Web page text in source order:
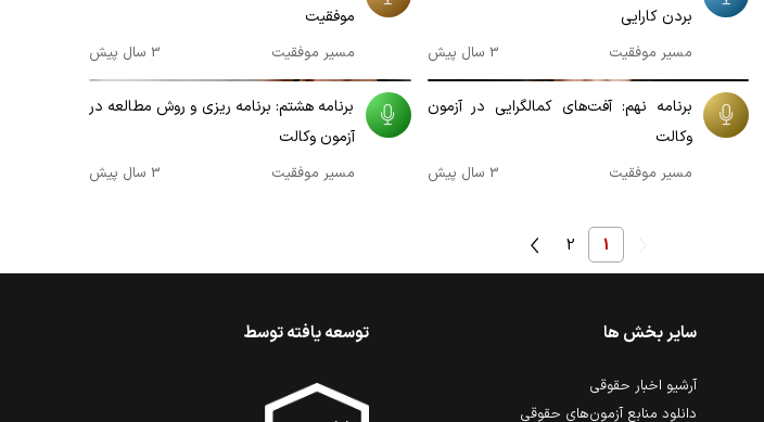
بردن کارایی
مسیر موفقیت 3 سال پیش
موفقیت
مسیر موفقیت 3 سال پیش 00:10:05
برنامه نهم: آفت‌های کمالگرایی در آزمون
وکالت
مسیر موفقیت 3 سال پیش
00:16:35
برنامه هشتم: برنامه ریزی و روش مطالعه در
آزمون وکالت
مسیر موفقیت 3 سال پیش
1
2
سایر بخش ها
آرشیو اخبار حقوقی
دانلود منابع آزمون‌های حقوقی
توسعه یافته توسط